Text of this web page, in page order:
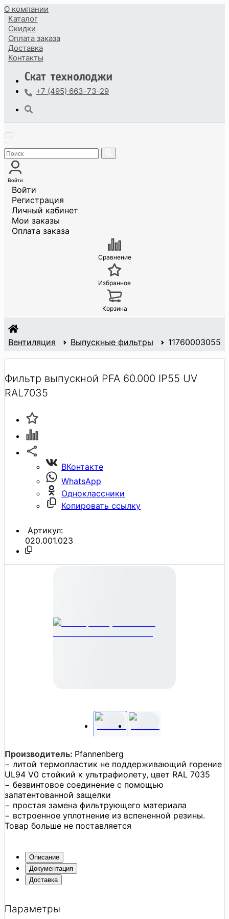
О компании
Каталог
Скидки
Оплата заказа
Доставка
Контакты
+7 (495) 663-73-29
Войти
Войти
Регистрация
Личный кабинет
Мои заказы
Оплата заказа
Сравнение
Избранное
Корзина
Вентиляция Выпускные фильтры 11760003055
Фильтр выпускной PFA 60.000 IP55 UV
RAL7035
ВКонтакте
WhatsApp
Одноклассники
Копировать ссылку
Артикул:
020.001.023
Производитель: Pfannenberg
− литой термопластик не поддерживающий горение
UL94 V0 стойкий к ультрафиолету, цвет RAL 7035
− безвинтовое соединение с помощью
запатентованной защелки
− простая замена фильтрующего материала
− встроенное уплотнение из вспененной резины.
Товар больше не поставляется
Описание
Документация
Доставка
Параметры